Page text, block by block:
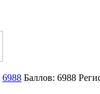
6988 Баллов: 6988